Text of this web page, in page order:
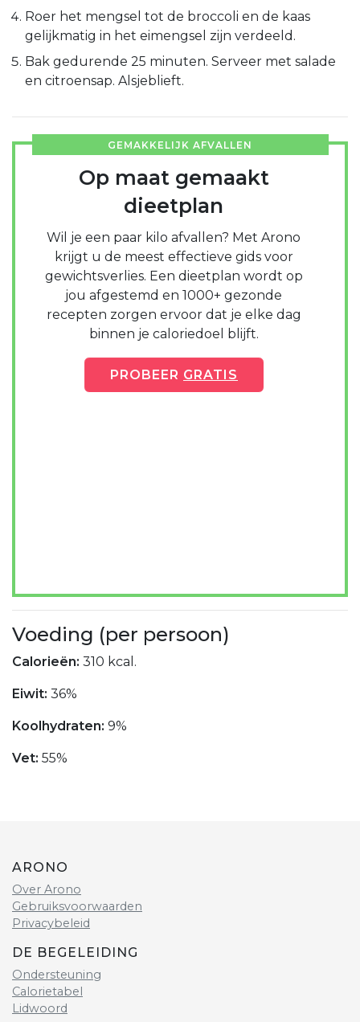
Roer het mengsel tot de broccoli en de kaas
gelijkmatig in het eimengsel zijn verdeeld.
Bak gedurende 25 minuten. Serveer met salade
en citroensap. Alsjeblieft.
GEMAKKELIJK AFVALLEN
Op maat gemaakt
dieetplan
Wil je een paar kilo afvallen? Met Arono
krijgt u de meest effectieve gids voor
gewichtsverlies. Een dieetplan wordt op
jou afgestemd en 1000+ gezonde
recepten zorgen ervoor dat je elke dag
binnen je caloriedoel blijft.
PROBEER GRATIS
Voeding (per persoon)
Calorieën: 310 kcal.
Eiwit: 36%
Koolhydraten: 9%
Vet: 55%
ARONO
Over Arono
Gebruiksvoorwaarden
Privacybeleid
DE BEGELEIDING
Ondersteuning
Calorietabel
Lidwoord